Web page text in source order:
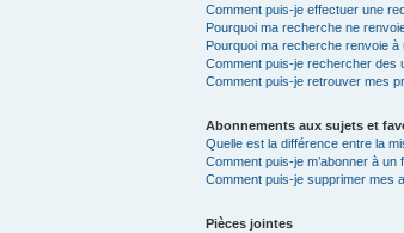
Comment puis-je effectuer une
Pourquoi ma recherche ne
Pourquoi ma recherche renvoie à
Comment puis-je rechercher des
Comment puis-je retrouver mes
Abonnements aux sujets et
Quelle est la différence entre la
Comment puis-je m’abonner à
Comment puis-je supprimer mes
Pièces jointes